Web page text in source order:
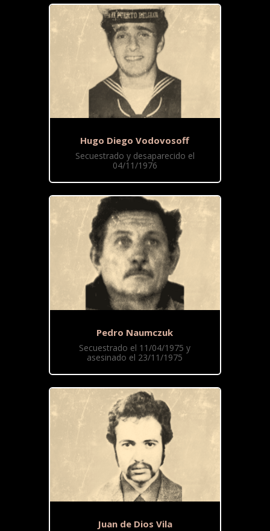
Hugo Diego Vodovosoff
Secuestrado y desaparecido el
04/11/1976
Pedro Naumczuk
Secuestrado el 11/04/1975 y
asesinado el 23/11/1975
Juan de Dios Vila